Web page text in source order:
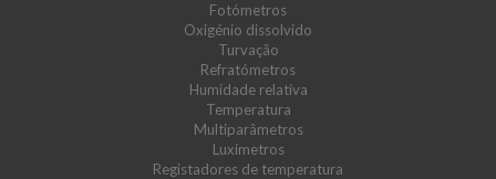
Fotómetros
Oxigénio dissolvido
Turvação
Refratómetros
Humidade relativa
Temperatura
Multiparâmetros
Luxímetros
Registadores de temperatura